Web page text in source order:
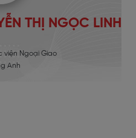
THỊ NGỌC LINH
viện Ngoại Giao
Anh